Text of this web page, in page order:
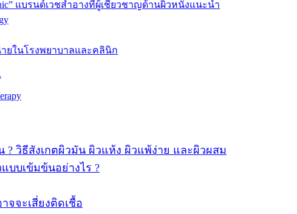
แบรนด์เวชสำอางที่ผู้เชี่ยวชาญด้านผิวหนังแนะนำ
ในโรงพยาบาลและคลินิก
? วิธีสังเกตผิวมัน ผิวแห้ง ผิวแพ้ง่าย และผิวผสม
บบเข้มข้นอย่างไร ?
จจะเสี่ยงติดเชื้อ